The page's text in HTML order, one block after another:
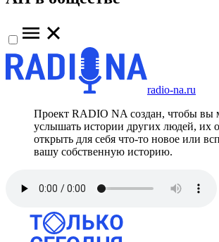
radio-na.ru
Проект RADIO NA создан, чтобы вы
услышать истории других людей, их
открыть для себя что-то новое или
вашу собственную историю.